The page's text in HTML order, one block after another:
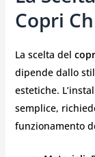
Copri
La scelta del
dipende dallo
estetiche.
semplice,
funzionamento